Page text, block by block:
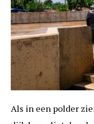
Als in een polder